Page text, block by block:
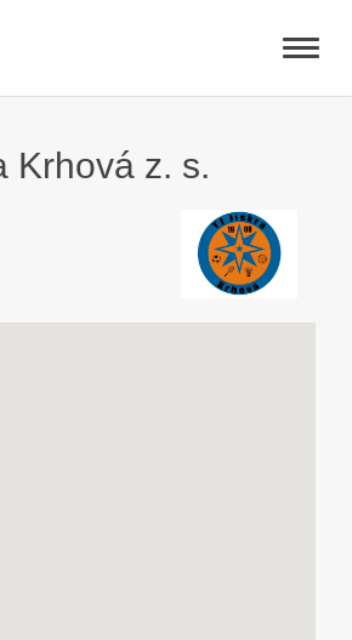
Toggle
Krhová z. s.